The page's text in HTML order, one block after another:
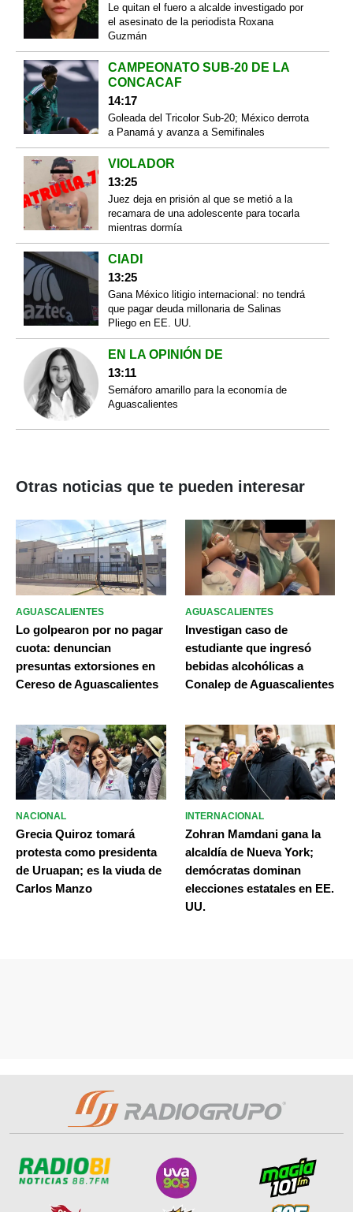
Le quitan el fuero a alcalde investigado por
el asesinato de la periodista Roxana
Guzmán
CAMPEONATO SUB-20 DE LA
CONCACAF
14:17
Goleada del Tricolor Sub-20; México derrota
a Panamá y avanza a Semifinales
VIOLADOR
13:25
Juez deja en prisión al que se metió a la
recamara de una adolescente para tocarla
mientras dormía
CIADI
13:25
Gana México litigio internacional: no tendrá
que pagar deuda millonaria de Salinas
Pliego en EE. UU.
EN LA OPINIÓN DE
13:11
Semáforo amarillo para la economía de
Aguascalientes
Otras noticias que te pueden interesar
AGUASCALIENTES
Lo golpearon por no pagar
cuota: denuncian
presuntas extorsiones en
Cereso de Aguascalientes
AGUASCALIENTES
Investigan caso de
estudiante que ingresó
bebidas alcohólicas a
Conalep de Aguascalientes
NACIONAL
Grecia Quiroz tomará
protesta como presidenta
de Uruapan; es la viuda de
Carlos Manzo
INTERNACIONAL
Zohran Mamdani gana la
alcaldía de Nueva York;
demócratas dominan
elecciones estatales en EE.
UU.